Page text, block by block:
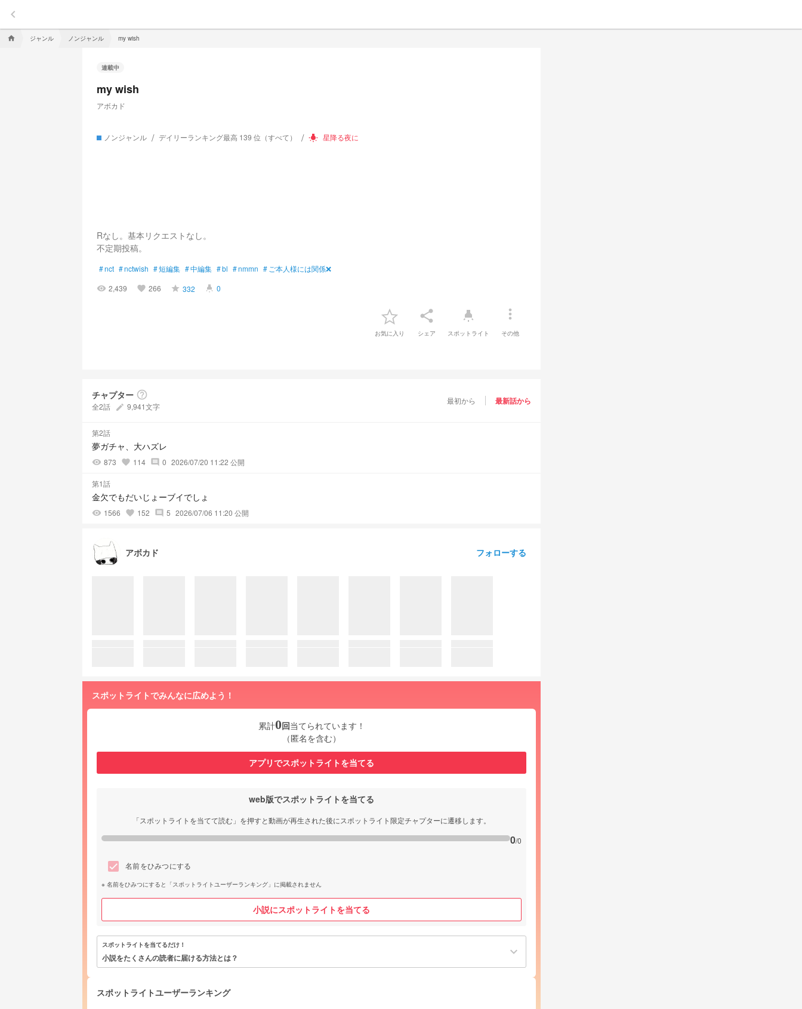
keyboard_arrow_left
home ジャンル ノンジャンル my wish
連載中
my wish
アボカド
ノンジャンル デイリーランキング最高 139 位（すべて） wb_incandescent 星降る夜に
Rなし。基本リクエストなし。
不定期投稿。
#nct #nctwish #短編集 #中編集 #bl #nmmn # ご本人様には関係❌
visibility 2,439 favorite 266 grade 332 highlight 0
お気に入り
share
シェア
highlight
スポットライト
more_vert
その他
チャプター help_outline
全2話 create 9,941文字
最初から 最新話から
第2話
夢ガチャ、大ハズレ
visibility 873 favorite 114 comment 0 2026/07/20 11:22 公開
第1話
金欠でもだいじょーブイでしょ
visibility 1566 favorite 152 comment 5 2026/07/06 11:20 公開
アボカド フォローする
スポットライトでみんなに広めよう！
累計0回当てられています！
（匿名を含む）
アプリでスポットライトを当てる
web版でスポットライトを当てる
「スポットライトを当てて読む」を押すと動画が再生された後にスポットライト限定チャプターに遷移します。
0/0
名前をひみつにする
名前をひみつにすると「スポットライトユーザーランキング」に掲載されません
小説にスポットライトを当てる
スポットライトを当てるだけ！
小説をたくさんの読者に届ける方法とは？ keyboard_arrow_down
スポットライトユーザーランキング